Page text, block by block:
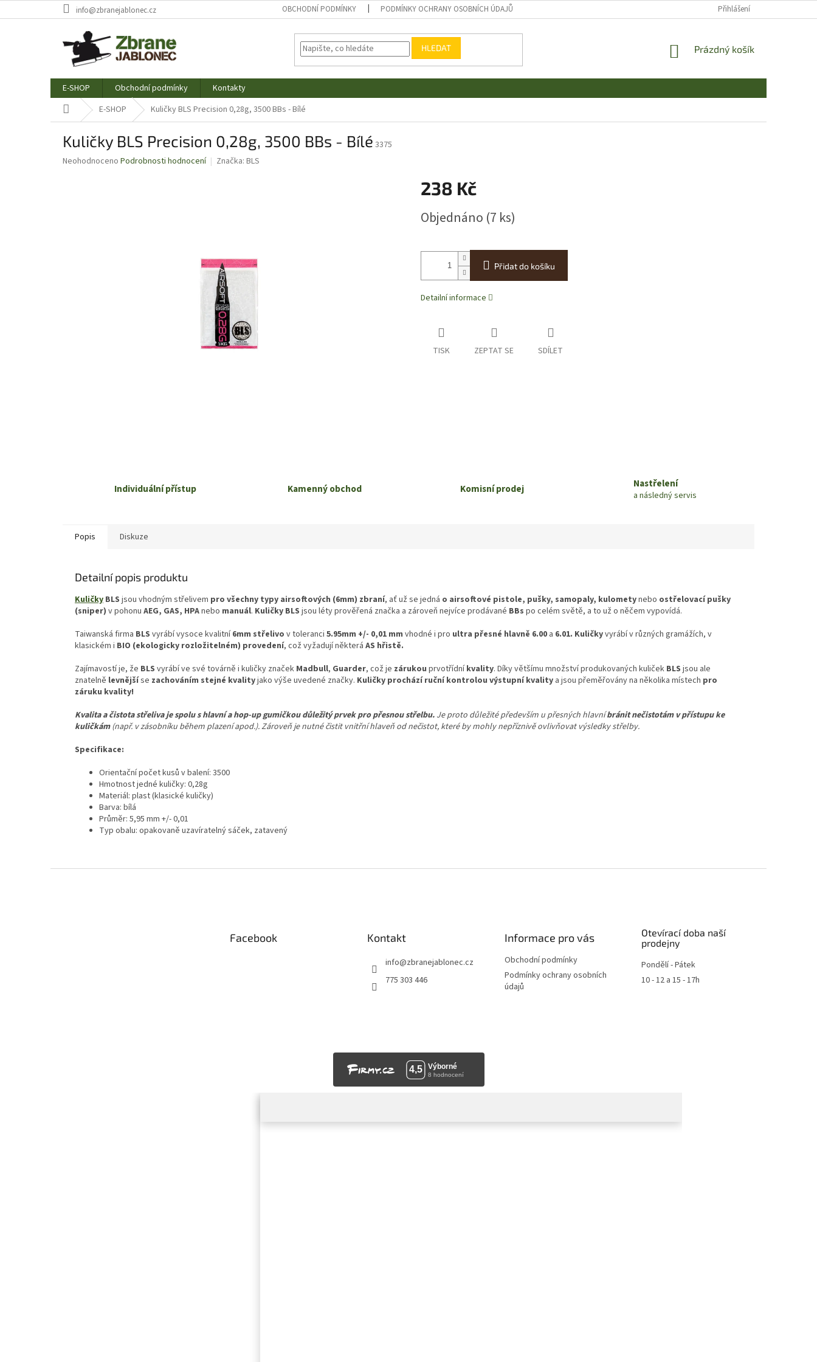
na
info@zbranejablonec.cz OBCHODNÍ PODMÍNKY PODMÍNKY OCHRANY OSOBNÍCH ÚDAJŮ Přihlášení
HLEDAT
NÁKUPNÍ
Prázdný košík
E-SHOP Obchodní podmínky
Kontakty
Domů E-SHOP Kuličky BLS Precision 0,28g, 3500 BBs - Bílé
Kuličky BLS Precision 0,28g, 3500 BBs - Bílé 3375
Průměrné
Neohodnoceno Podrobnosti hodnocení Značka: BLS
238 Kč
cena:
Objednáno (7 ks)
Přidat do košíku
Detailní informace
TISK ZEPTAT SE SDÍLET
Individuální přístup Kamenný obchod Komisní prodej Nastřelení
a následný servis
Popis Diskuze
Detailní popis produktu
Kuličky BLS jsou vhodným střelivem pro všechny typy airsoftových (6mm) zbraní, ať už se jedná o airsoftové pistole, pušky, samopaly, kulometynebo ostřelovací pušky
(sniper) v pohonu AEG, GAS, HPAnebo manuál. Kuličky BLS jsou léty prověřená značka a zároveň nejvíce prodávané BBs po celém světě, a to už o něčem vypovídá.
Taiwanská firma BLS vyrábí vysoce kvalitní6mm střelivo v toleranci 5.95mm +/- 0,01 mm vhodné i pro ultra přesné hlavně 6.00 a 6.01. Kuličkyvyrábí v různých gramážích, v
klasickém i BIO (ekologicky rozložitelném) provedení, což vyžadují některá AS hřistě.
Zajímavostí je, že BLS vyrábí ve své továrně i kuličky značek Madbull, Guarder, což je zárukou prvotřídníkvality. Díky většímu množství produkovaných kuliček BLS jsou ale
znatelně levnějšíse zachováním stejné kvalityjako výše uvedené značky. Kuličky prochází ruční kontrolou výstupní kvality a jsou přeměřovány na několika místech pro
záruku kvality!
Kvalita a čistota střeliva je spolu s hlavní a hop-up gumičkou důležitý prvek pro přesnou střelbu. Je proto důležité především u přesných hlavníbránit nečistotám v přístupu ke
kuličkám(např. v zásobníku během plazení apod.). Zároveň je nutné čistit vnitřní hlaveň od nečistot, které by mohly nepříznivě ovlivňovat výsledky střelby.
Specifikace:
Orientační počet kusů v balení: 3500
Hmotnost jedné kuličky: 0,28g
Materiál: plast (klasické kuličky)
Barva: bílá
Průměr: 5,95 mm +/- 0,01
Typ obalu: opakovaně uzavíratelný sáček, zatavený
Facebook Kontakt
info@zbranejablonec.cz
775 303 446
Informace pro vás
Obchodní podmínky
Podmínky ochrany osobních
údajů
Otevírací doba naší
prodejny
Pondělí - Pátek
10 - 12 a 15 - 17h